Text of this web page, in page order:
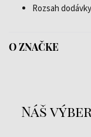
Rozsah
O ZNAČKE
Náš